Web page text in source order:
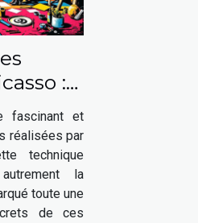
:
génie
fascinant et
réalisées par
technique
la
toute une
de ces